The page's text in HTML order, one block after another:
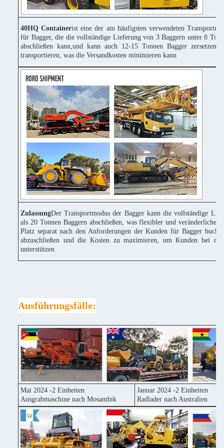
40HQ Containerist eine der am häufigsten verwendeten
für Bagger, die die vollständige Lieferung von 3 Baggern unter 8
abschließen kann,und kann auch 12-15 Tonnen Bagger zersetzen
transportieren, was die Versandkosten minimieren kann
ZulassungDer Transportmodus der Bagger kann die vollständige
als 20 Tonnen Baggern abschließen, was flexibler und veränderlicher
Platz separat nach den Anforderungen der Kunden für Bagger
abzuschließen und die Kosten zu maximieren, um Kunden bei
unterstützen
Ausführungsfälle:
Mai 2024 -2 Einheiten
Ausgrabmaschine nach Mosambik
Januar 2024 -2 Einheiten
Radlader nach Australien